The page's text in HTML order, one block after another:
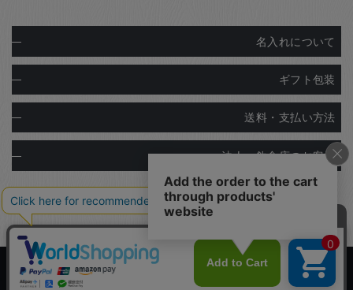
名入れについて
ギフト包装
送料・支払い方法
法人・飲食店のお客様
Copyright© Ginza Natsuno Co.,Ltd.
Tratto Brain